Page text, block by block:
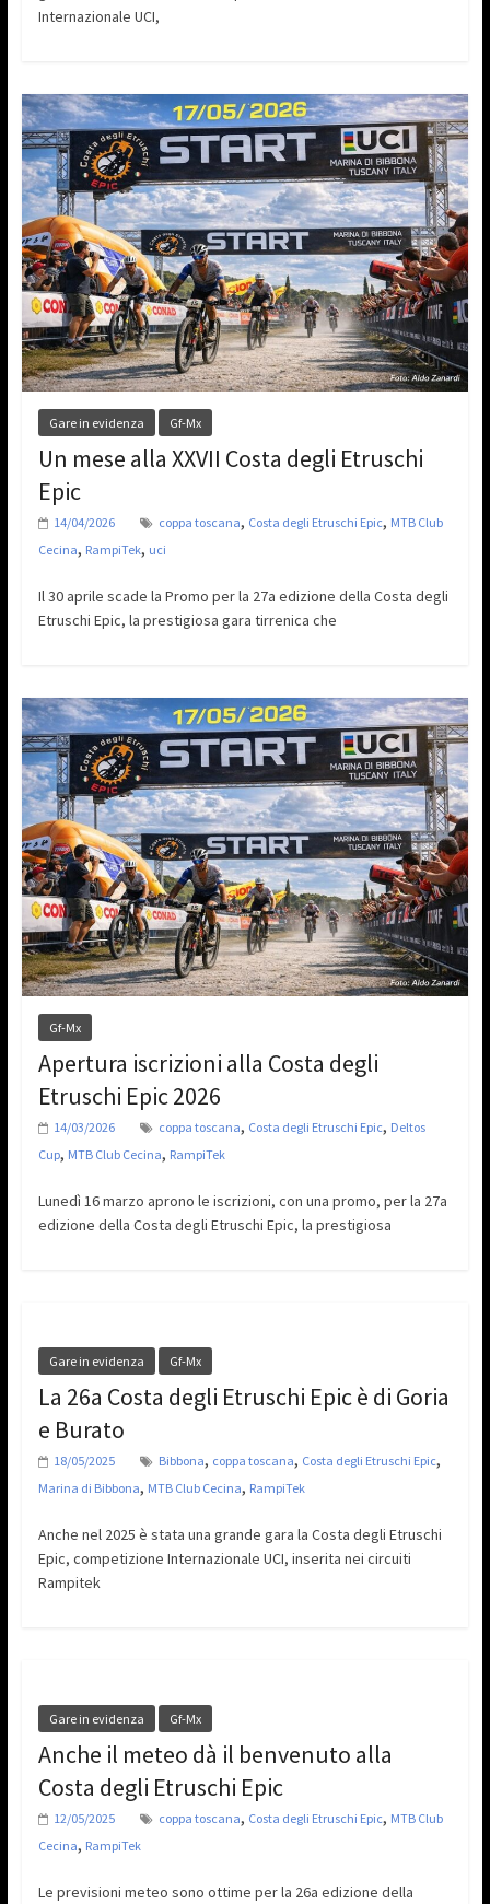
Internazionale UCI,
Gare in evidenza Gf-Mx
Un mese alla XXVII Costa degli Etruschi
Epic
14/04/2026 coppa toscana, Costa degli Etruschi Epic, MTB Club
Cecina, RampiTek, uci
Il 30 aprile scade la Promo per la 27a edizione della Costa degli
Etruschi Epic, la prestigiosa gara tirrenica che
Gf-Mx
Apertura iscrizioni alla Costa degli
Etruschi Epic 2026
14/03/2026 coppa toscana, Costa degli Etruschi Epic, Deltos
Cup, MTB Club Cecina, RampiTek
Lunedì 16 marzo aprono le iscrizioni, con una promo, per la 27a
edizione della Costa degli Etruschi Epic, la prestigiosa
Gare in evidenza Gf-Mx
La 26a Costa degli Etruschi Epic è di Goria
e Burato
18/05/2025 Bibbona, coppa toscana, Costa degli Etruschi Epic,
Marina di Bibbona, MTB Club Cecina, RampiTek
Anche nel 2025 è stata una grande gara la Costa degli Etruschi
Epic, competizione Internazionale UCI, inserita nei circuiti
Rampitek
Gare in evidenza Gf-Mx
Anche il meteo dà il benvenuto alla
Costa degli Etruschi Epic
12/05/2025 coppa toscana, Costa degli Etruschi Epic, MTB Club
Cecina, RampiTek
Le previsioni meteo sono ottime per la 26a edizione della